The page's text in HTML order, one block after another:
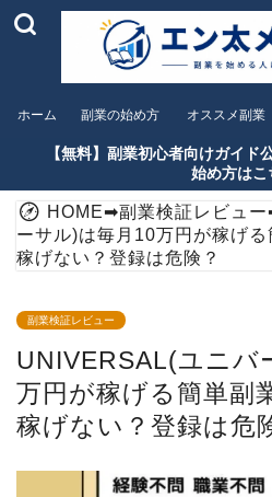
ホーム 副業の始め方 オススメ副業
【無料】副業初心者向けガイド
始め方はこ
HOME➡副業検証レビュー
ーサル)は毎月10万円が稼げ
稼げない？登録は危険？
副業検証レビュー
UNIVERSAL(ユニバ
万円が稼げる簡単副
稼げない？登録は危